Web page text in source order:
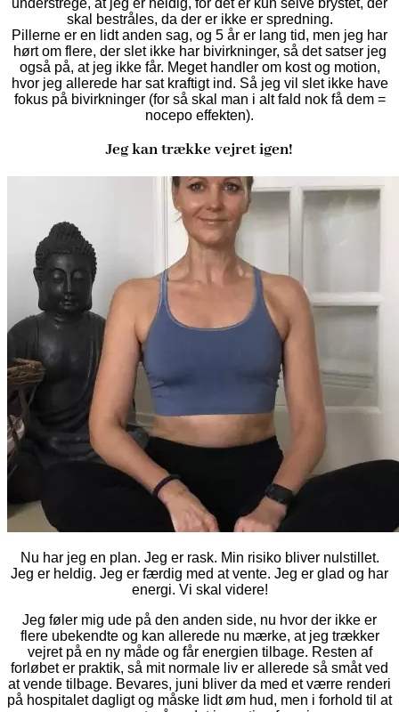
skal bestråles, da der er ikke er spredning.
Pillerne er en lidt anden sag, og 5 år er lang tid, men jeg har
hørt om flere, der slet ikke har bivirkninger, så det satser jeg
også på, at jeg ikke får. Meget handler om kost og motion,
hvor jeg allerede har sat kraftigt ind. Så jeg vil slet ikke have
fokus på bivirkninger (for så skal man i alt fald nok få dem =
nocepo effekten).
Jeg kan trække vejret igen!
Nu har jeg en plan. Jeg er rask. Min risiko bliver nulstillet.
Jeg er heldig. Jeg er færdig med at vente. Jeg er glad og har
energi. Vi skal videre!
Jeg føler mig ude på den anden side, nu hvor der ikke er
flere ubekendte og kan allerede nu mærke, at jeg trækker
vejret på en ny måde og får energien tilbage. Resten af
forløbet er praktik, så mit normale liv er allerede så småt ved
at vende tilbage. Bevares, juni bliver da med et værre renderi
på hospitalet dagligt og måske lidt øm hud, men i forhold til at